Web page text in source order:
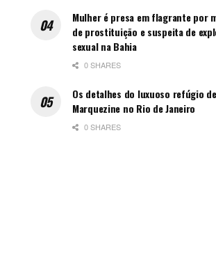
Mulher é presa em flagrante por
de prostituição e suspeita de
sexual na Bahia
0 SHARES
Os detalhes do luxuoso refúgio
Marquezine no Rio de Janeiro
0 SHARES